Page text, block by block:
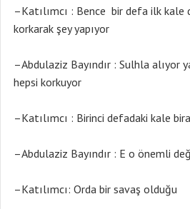
–Katılımcı : Bence bir defa ilk
korkarak şey yapıyor
–Abdulaziz Bayındır : Sulhla alıyor
hepsi korkuyor
–Katılımcı : Birinci defadaki kale
–Abdulaziz Bayındır : E o önemli
–Katılımcı: Orda bir savaş olduğu